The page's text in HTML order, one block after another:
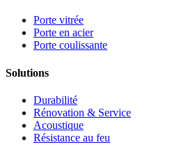
Porte vitrée
Porte en acier
Porte coulissante
Solutions
Durabilité
Rénovation & Service
Acoustique
Résistance au feu